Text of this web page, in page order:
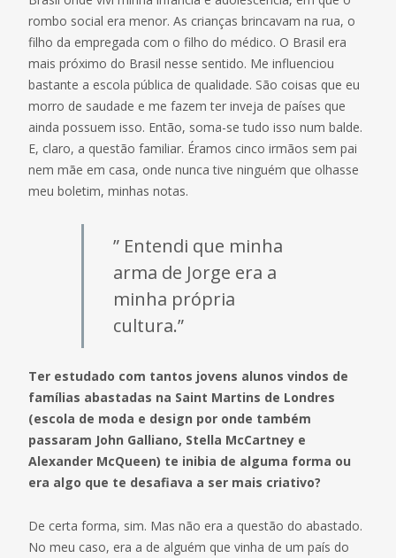
rombo social era menor. As crianças brincavam na rua, o
filho da empregada com o filho do médico. O Brasil era
mais próximo do Brasil nesse sentido. Me influenciou
bastante a escola pública de qualidade. São coisas que eu
morro de saudade e me fazem ter inveja de países que
ainda possuem isso. Então, soma-se tudo isso num balde.
E, claro, a questão familiar. Éramos cinco irmãos sem pai
nem mãe em casa, onde nunca tive ninguém que olhasse
meu boletim, minhas notas.
” Entendi que minha
arma de Jorge era a
minha própria
cultura.”
Ter estudado com tantos jovens alunos vindos de
famílias abastadas na Saint Martins de Londres
(escola de moda e design por onde também
passaram John Galliano, Stella McCartney e
Alexander McQueen) te inibia de alguma forma ou
era algo que te desafiava a ser mais criativo?
De certa forma, sim. Mas não era a questão do abastado.
No meu caso, era a de alguém que vinha de um país do